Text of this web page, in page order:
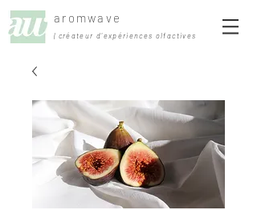
aromwave
| créateur d'expériences olfactives